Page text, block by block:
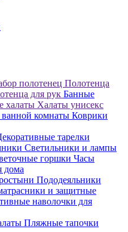
полотенец Полотенца
для рук Банные
халаты Халаты унисекс
ванной комнаты Коврики
тарелки
Светильники и лампы
горшки Часы
дома
Пододеяльники
и защитные
наволочки для
Пляжные тапочки